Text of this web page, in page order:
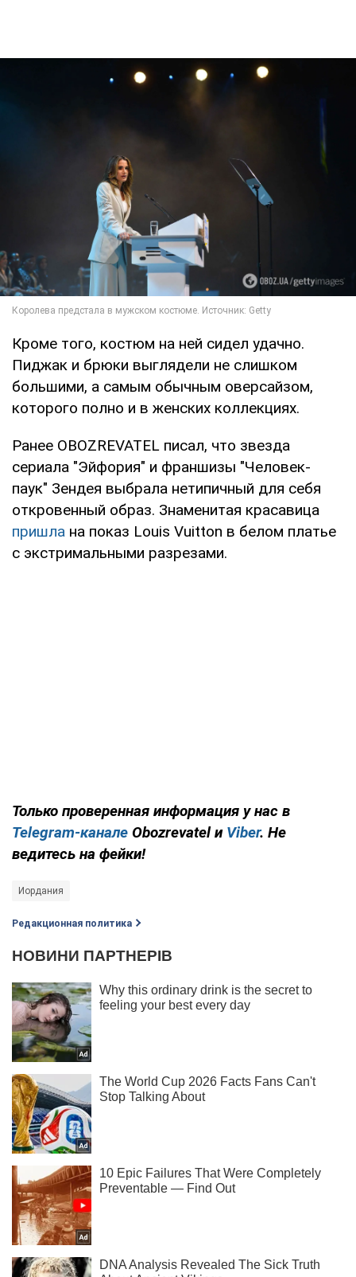
Кроме того, костюм на ней сидел удачно.
Пиджак и брюки выглядели не слишком
большими, а самым обычным оверсайзом,
которого полно и в женских коллекциях.
Ранее OBOZREVATEL писал, что звезда
сериала "Эйфория" и франшизы "Человек-
паук" Зендея выбрала нетипичный для себя
откровенный образ. Знаменитая красавица
пришла на показ Louis Vuitton в белом платье
с экстримальными разрезами.
Только проверенная информация у нас в
Telegram-канале Obozrevatel и Viber. Не
ведитесь на фейки!
Иордания
Редакционная политика